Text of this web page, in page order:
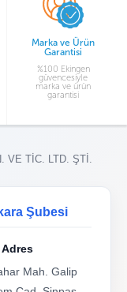
Marka ve Ürün
Garantisi
%100 Ekingen
güvencesiyle
marka ve ürün
garantisi
VE TİC. LTD. ŞTİ.
Şubesi
Adres
Mah. Galip